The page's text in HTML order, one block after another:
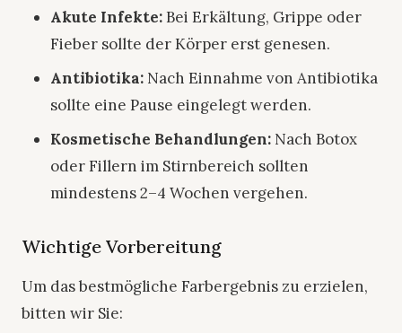
Akute Infekte:Bei Erkältung, Grippe oder
Fieber sollte der Körper erst genesen.
Antibiotika: Nach Einnahme von Antibiotika
sollte eine Pause eingelegt werden.
Kosmetische Behandlungen: Nach Botox
oder Fillern im Stirnbereich sollten
mindestens 2–4 Wochen vergehen.
Wichtige Vorbereitung
Um das bestmögliche Farbergebnis zu erzielen,
bitten wir Sie: